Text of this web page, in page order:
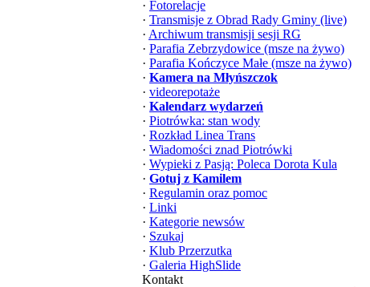
· Fotorelacje
· Transmisje z Obrad Rady Gminy (live)
· Archiwum transmisji sesji RG
· Parafia Zebrzydowice (msze na żywo)
· Parafia Kończyce Małe (msze na żywo)
· Kamera na Młyńszczok
· videorepotaże
· Kalendarz wydarzeń
· Piotrówka: stan wody
· Rozkład Linea Trans
· Wiadomości znad Piotrówki
· Wypieki z Pasją: Poleca Dorota Kula
· Gotuj z Kamilem
· Regulamin oraz pomoc
· Linki
· Kategorie newsów
· Szukaj
· Klub Przerzutka
· Galeria HighSlide
Kontakt